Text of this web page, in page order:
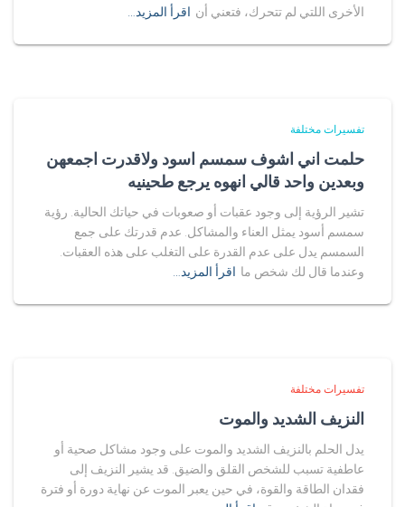
الأخرى اللتي لم تتحرك، فتعني أن اقرأ المزيد…
تفسيرات مختلفة
حلمت اني اشوف سمسم اسود ولاقدرت اجمعهن
وبعدين واحد قالي انهوه يرجع طحينيه
تشير الرؤية إلى وجود عقبات أو صعوبات في حياتك الحالية. رؤية
سمسم أسود يمثل العناء والمشاكل. عدم قدرتك على جمع
السمسم يدل على عدم القدرة على التغلب على هذه العقبات.
وعندما قال لك شخص ما اقرأ المزيد…
تفسيرات مختلفة
النزيف الشديد والموت
يدل الحلم بالنزيف الشديد والموت على وجود مشاكل صحية أو
عاطفية تسبب للشخص القلق والضيق. قد يشير النزيف إلى
فقدان الطاقة والقوة، في حين يعبر الموت عن نهاية دورة أو فترة